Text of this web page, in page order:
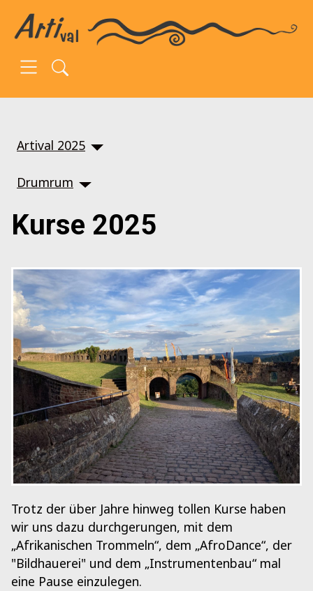
SKIP TO MAIN CONTENT
Artival 2025
Drumrum
Kurse 2025
Trotz der über Jahre hinweg tollen Kurse haben
wir uns dazu durchgerungen, mit dem
„Afrikanischen Trommeln“, dem „AfroDance“, der
"Bildhauerei" und dem „Instrumentenbau“ mal
eine Pause einzulegen.